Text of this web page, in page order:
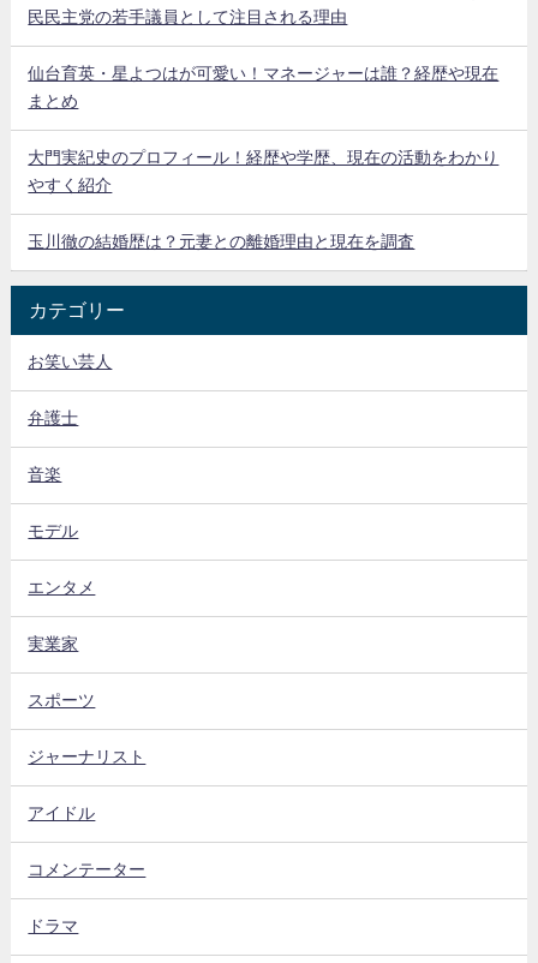
民民主党の若手議員として注目される理由
仙台育英・星よつはが可愛い！マネージャーは誰？経歴や現在
まとめ
大門実紀史のプロフィール！経歴や学歴、現在の活動をわかり
やすく紹介
玉川徹の結婚歴は？元妻との離婚理由と現在を調査
カテゴリー
お笑い芸人
弁護士
音楽
モデル
エンタメ
実業家
スポーツ
ジャーナリスト
アイドル
コメンテーター
ドラマ